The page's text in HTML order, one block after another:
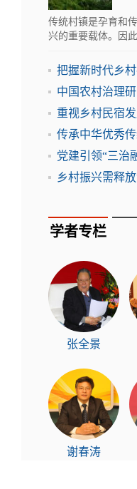
传统村镇是孕育和
兴的重要载体。因
把握新时代乡
中国农村治理
重视乡村民宿
传承中华优秀
党建引领“三治
乡村振兴需释
学者专栏
张全景
谢春涛